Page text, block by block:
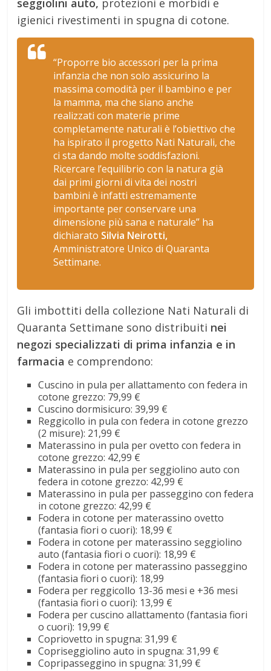
seggiolini auto, protezioni e morbidi e
igienici rivestimenti in spugna di cotone.
“Proporre bio accessori per la prima
infanzia che non solo assicurino la
massima comodità per il bambino e per
la mamma, ma che siano anche
realizzati con materie prime
completamente naturali è l’obiettivo che
ha ispirato il progetto Nati Naturali, che
ci sta dando molte soddisfazioni.
Ricercare l’equilibrio con la natura già
dai primi giorni di vita dei nostri
bambini è infatti estremamente
importante per conservare una
dimensione più sana e naturale” ha
dichiarato Silvia Neirotti,
Amministratore Unico di Quaranta
Settimane.
Gli imbottiti della collezione Nati Naturali di
Quaranta Settimane sono distribuiti nei
negozi specializzati di prima infanzia e in
farmacia e comprendono:
Cuscino in pula per allattamento con federa in
cotone grezzo: 79,99 €
Cuscino dormisicuro: 39,99 €
Reggicollo in pula con federa in cotone grezzo
(2 misure): 21,99 €
Materassino in pula per ovetto con federa in
cotone grezzo: 42,99 €
Materassino in pula per seggiolino auto con
federa in cotone grezzo: 42,99 €
Materassino in pula per passeggino con federa
in cotone grezzo: 42,99 €
Fodera in cotone per materassino ovetto
(fantasia fiori o cuori): 18,99 €
Fodera in cotone per materassino seggiolino
auto (fantasia fiori o cuori): 18,99 €
Fodera in cotone per materassino passeggino
(fantasia fiori o cuori): 18,99
Fodera per reggicollo 13-36 mesi e +36 mesi
(fantasia fiori o cuori): 13,99 €
Fodera per cuscino allattamento (fantasia fiori
o cuori): 19,99 €
Copriovetto in spugna: 31,99 €
Copriseggiolino auto in spugna: 31,99 €
Copripasseggino in spugna: 31,99 €